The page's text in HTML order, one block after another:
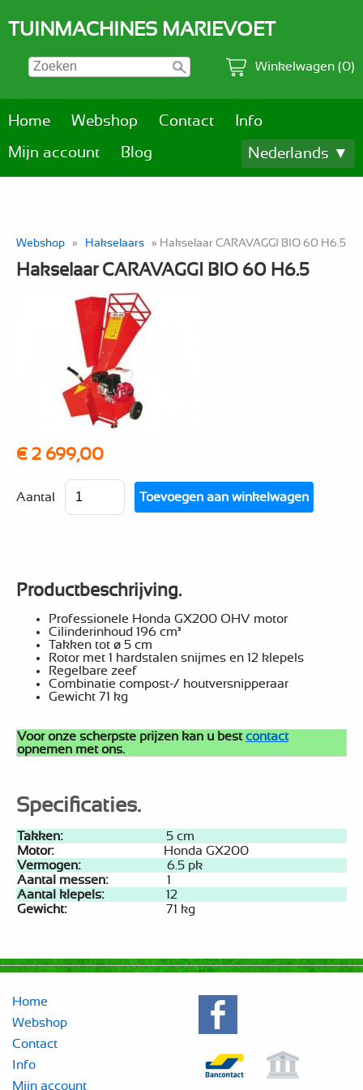
TUINMACHINES MARIEVOET
Winkelwagen (0)
Home Webshop Contact Info
Mijn account Blog Nederlands ▼
Webshop » Hakselaars » Hakselaar CARAVAGGI BIO 60 H6.5
Hakselaar CARAVAGGI BIO 60 H6.5
€ 2 699,00
Aantal
Productbeschrijving.
Professionele Honda GX200 OHV motor
Cilinderinhoud 196 cm³
Takken tot ø 5 cm
Rotor met 1 hardstalen snijmes en 12 klepels
Regelbare zeef
Combinatie compost-/ houtversnipperaar
Gewicht 71 kg
Voor onze scherpste prijzen kan u bestcontact
opnemen met ons.
Specificaties.
Takken:
5 cm
Motor:
Honda GX200
Vermogen:
6.5 pk
Aantal messen:
1
Aantal klepels:
12
Gewicht:
71 kg
Home
Webshop
Contact
Info
Mijn account